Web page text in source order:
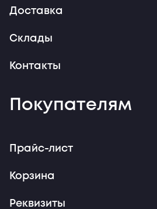
Доставка
Склады
Контакты
Покупателям
Прайс-лист
Корзина
Реквизиты